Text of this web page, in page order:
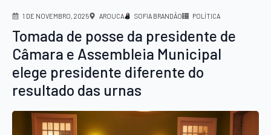
1 DE NOVEMBRO, 2025 AROUCA SOFIA BRANDÃO POLÍTICA
Tomada de posse da presidente de
Câmara e Assembleia Municipal
elege presidente diferente do
resultado das urnas